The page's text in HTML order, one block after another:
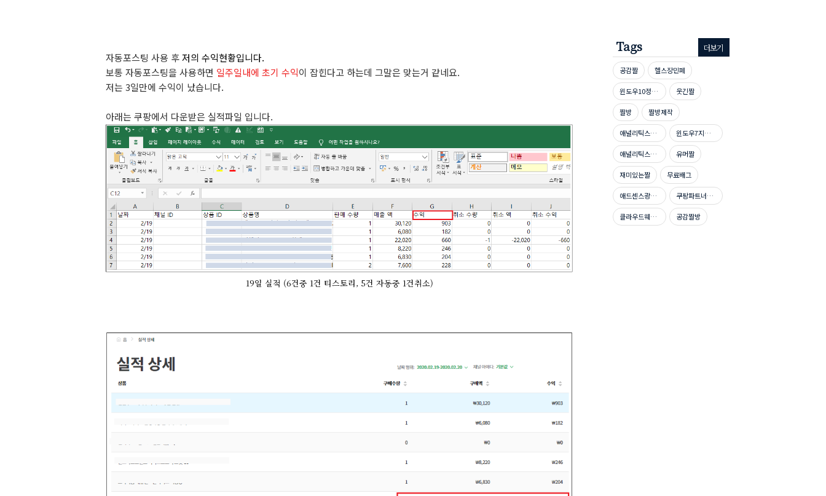
Tags 더보기
공감짤 헬스장민폐
윈도우10정품인증 웃긴짤
짤방 짤방제작
애널리틱스자격증시험문제 윈도우7지원종료
애널리틱스자격증 유머짤
재미있는짤 무료배그
애드센스광고단가높이기 쿠팡파트너스신청방법
클라우드웨이즈호스팅 공감짤방
자동포스팅 사용 후저의 수익현황입니다.
보통 자동포스팅을 사용하면 일주일내에 초기 수익이 잡힌다고 하는데 그말은 맞는거 같네요.
저는 3일만에 수익이 났습니다.
아래는 쿠팡에서 다운받은 실적파일 입니다.
19일 실적 (6건중 1건 티스토리, 5건 자동중 1건취소)